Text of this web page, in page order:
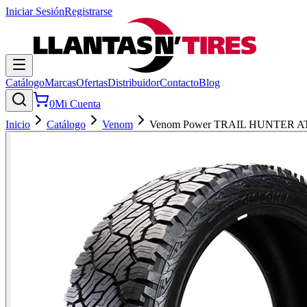
Iniciar SesiónRegistrarse
CatálogoMarcasOfertasDistribuidorContactoBlog
0Mi Cuenta
Inicio
Catálogo Venom Venom Power TRAIL HUNTER